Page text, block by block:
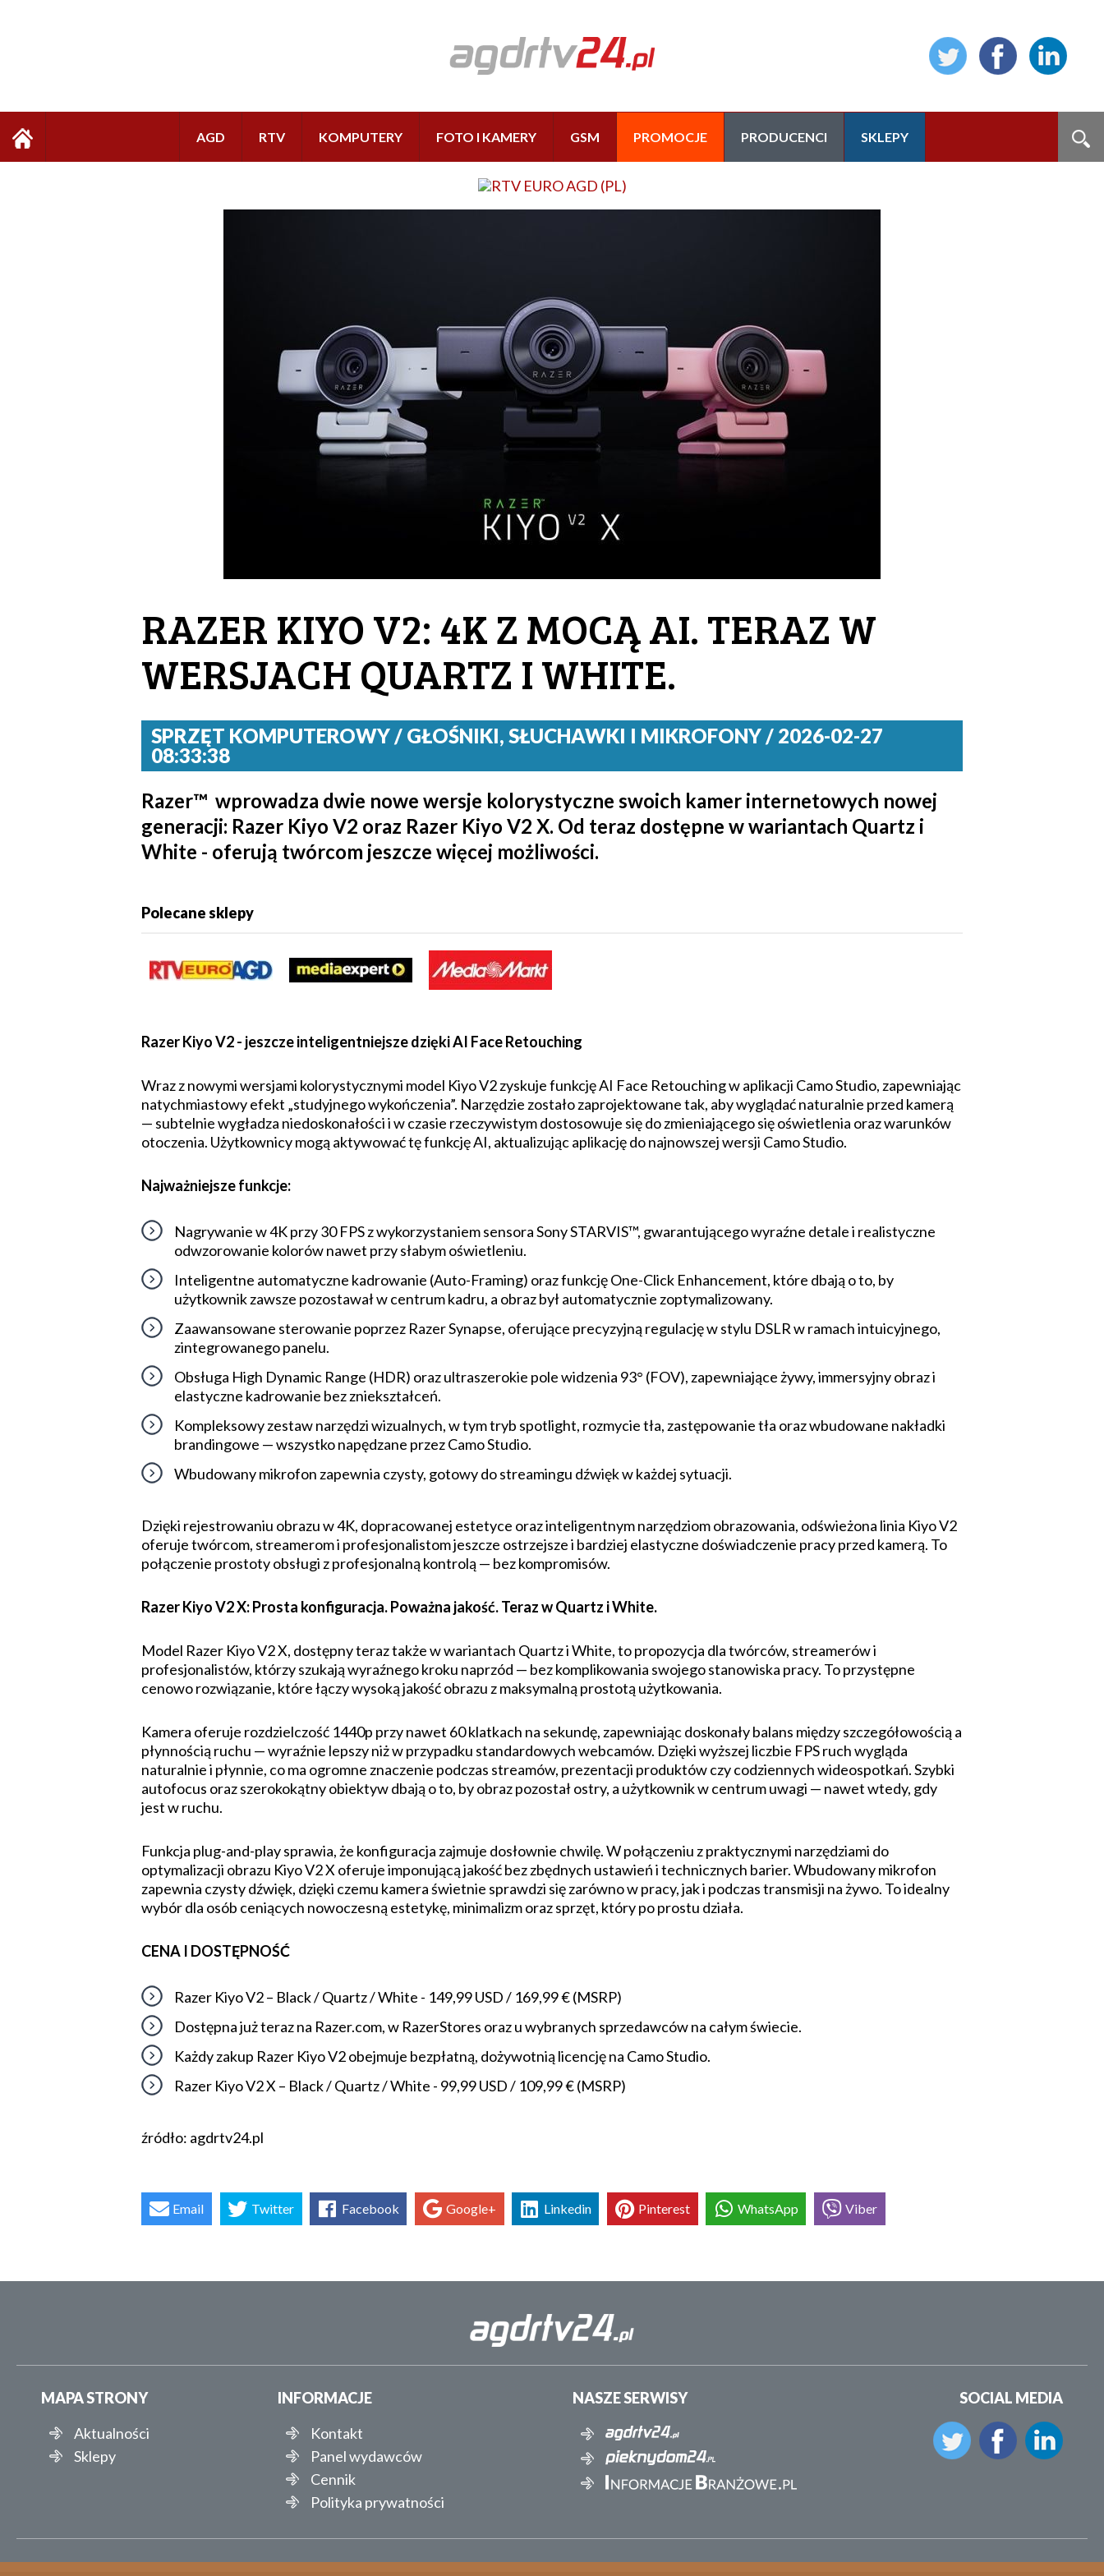
AGD RTV KOMPUTERY FOTO I KAMERY GSM PROMOCJE PRODUCENCI SKLEPY
RAZER KIYO V2: 4K Z MOCĄ AI. TERAZ W
WERSJACH QUARTZ I WHITE.
SPRZĘT KOMPUTEROWY / GŁOŚNIKI, SŁUCHAWKI I MIKROFONY / 2026-02-27
08:33:38
Razer™ wprowadza dwie nowe wersje kolorystyczne swoich kamer internetowych nowej
generacji: Razer Kiyo V2 oraz Razer Kiyo V2 X. Od teraz dostępne w wariantach Quartz i
White - oferują twórcom jeszcze więcej możliwości.
Polecane sklepy
Razer Kiyo V2 - jeszcze inteligentniejsze dzięki AI Face Retouching
Wraz z nowymi wersjami kolorystycznymi model Kiyo V2 zyskuje funkcję AI Face Retouching w aplikacji Camo Studio, zapewniając
natychmiastowy efekt „studyjnego wykończenia”. Narzędzie zostało zaprojektowane tak, aby wyglądać naturalnie przed kamerą
— subtelnie wygładza niedoskonałości i w czasie rzeczywistym dostosowuje się do zmieniającego się oświetlenia oraz warunków
otoczenia. Użytkownicy mogą aktywować tę funkcję AI, aktualizując aplikację do najnowszej wersji Camo Studio.
Najważniejsze funkcje:
Nagrywanie w 4K przy 30 FPS z wykorzystaniem sensora Sony STARVIS™, gwarantującego wyraźne detale i realistyczne
odwzorowanie kolorów nawet przy słabym oświetleniu.
Inteligentne automatyczne kadrowanie (Auto-Framing) oraz funkcję One-Click Enhancement, które dbają o to, by
użytkownik zawsze pozostawał w centrum kadru, a obraz był automatycznie zoptymalizowany.
Zaawansowane sterowanie poprzez Razer Synapse, oferujące precyzyjną regulację w stylu DSLR w ramach intuicyjnego,
zintegrowanego panelu.
Obsługa High Dynamic Range (HDR) oraz ultraszerokie pole widzenia 93° (FOV), zapewniające żywy, immersyjny obraz i
elastyczne kadrowanie bez zniekształceń.
Kompleksowy zestaw narzędzi wizualnych, w tym tryb spotlight, rozmycie tła, zastępowanie tła oraz wbudowane nakładki
brandingowe — wszystko napędzane przez Camo Studio.
Wbudowany mikrofon zapewnia czysty, gotowy do streamingu dźwięk w każdej sytuacji.
Dzięki rejestrowaniu obrazu w 4K, dopracowanej estetyce oraz inteligentnym narzędziom obrazowania, odświeżona linia Kiyo V2
oferuje twórcom, streamerom i profesjonalistom jeszcze ostrzejsze i bardziej elastyczne doświadczenie pracy przed kamerą. To
połączenie prostoty obsługi z profesjonalną kontrolą — bez kompromisów.
Razer Kiyo V2 X: Prosta konfiguracja. Poważna jakość. Teraz w Quartz i White.
Model Razer Kiyo V2 X, dostępny teraz także w wariantach Quartz i White, to propozycja dla twórców, streamerów i
profesjonalistów, którzy szukają wyraźnego kroku naprzód — bez komplikowania swojego stanowiska pracy. To przystępne
cenowo rozwiązanie, które łączy wysoką jakość obrazu z maksymalną prostotą użytkowania.
Kamera oferuje rozdzielczość 1440p przy nawet 60 klatkach na sekundę, zapewniając doskonały balans między szczegółowością a
płynnością ruchu — wyraźnie lepszy niż w przypadku standardowych webcamów. Dzięki wyższej liczbie FPS ruch wygląda
naturalnie i płynnie, co ma ogromne znaczenie podczas streamów, prezentacji produktów czy codziennych wideospotkań. Szybki
autofocus oraz szerokokątny obiektyw dbają o to, by obraz pozostał ostry, a użytkownik w centrum uwagi — nawet wtedy, gdy
jest w ruchu.
Funkcja plug-and-play sprawia, że konfiguracja zajmuje dosłownie chwilę. W połączeniu z praktycznymi narzędziami do
optymalizacji obrazu Kiyo V2 X oferuje imponującą jakość bez zbędnych ustawień i technicznych barier. Wbudowany mikrofon
zapewnia czysty dźwięk, dzięki czemu kamera świetnie sprawdzi się zarówno w pracy, jak i podczas transmisji na żywo. To idealny
wybór dla osób ceniących nowoczesną estetykę, minimalizm oraz sprzęt, który po prostu działa.
CENA I DOSTĘPNOŚĆ
Razer Kiyo V2 – Black / Quartz / White - 149,99 USD / 169,99 € (MSRP)
Dostępna już teraz na Razer.com, w RazerStores oraz u wybranych sprzedawców na całym świecie.
Każdy zakup Razer Kiyo V2 obejmuje bezpłatną, dożywotnią licencję na Camo Studio.
Razer Kiyo V2 X – Black / Quartz / White - 99,99 USD / 109,99 € (MSRP)
źródło: agdrtv24.pl
Email Twitter Facebook Google+ Linkedin Pinterest WhatsApp Viber
MAPA STRONY
Aktualności
Sklepy
INFORMACJE
Kontakt
Panel wydawców
Cennik
Polityka prywatności
NASZE SERWISY SOCIAL MEDIA